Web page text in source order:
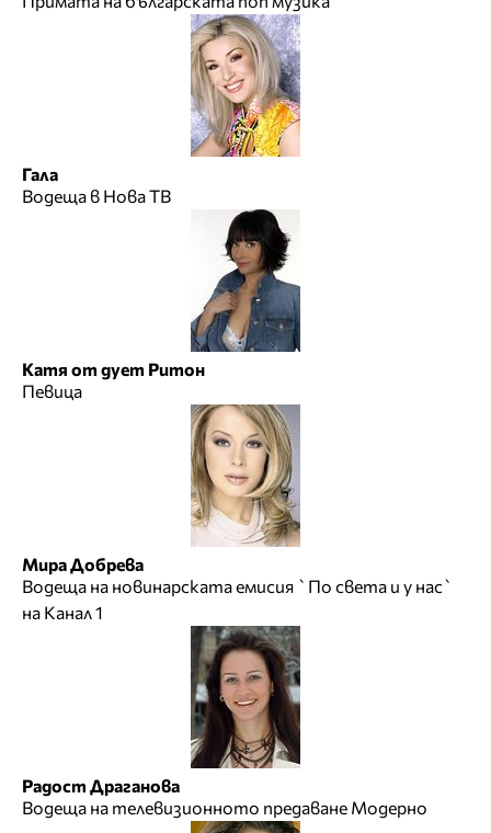
Гала
Водеща в Нова ТВ
Катя от дует Ритон
Певица
Мира Добрева
Водеща на новинарската емисия `По света и у нас`
на Канал 1
Радост Драганова
Водеща на телевизионното предаване Модерно